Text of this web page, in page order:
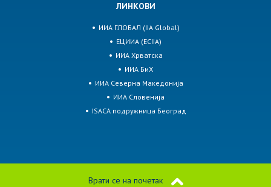
ЛИНКОВИ
ИИА ГЛОБАЛ (IIA Global)
ЕЦИИА (ECIIA)
ИИА Хрватска
ИИА БиХ
ИИА Северна Македонија
ИИА Словенија
ISACA подружница Београд
Врати се на почетак